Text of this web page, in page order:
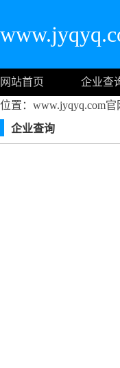
网站首页 企业查
位置：www.jyqyq.com官
企业查询